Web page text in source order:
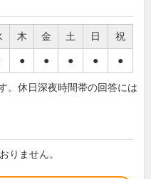
木 金 土 日 祝
● ● ● ● ●
。休日深夜時間帯の回答には
りません。